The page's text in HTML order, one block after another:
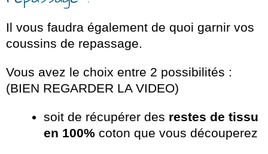
Il vous faudra également de quoi garnir vos
coussins de repassage.
Vous avez le choix entre 2 possibilités :
(BIEN REGARDER LA VIDEO)
soit de récupérer des restes de tissu
en 100% coton que vous découperez